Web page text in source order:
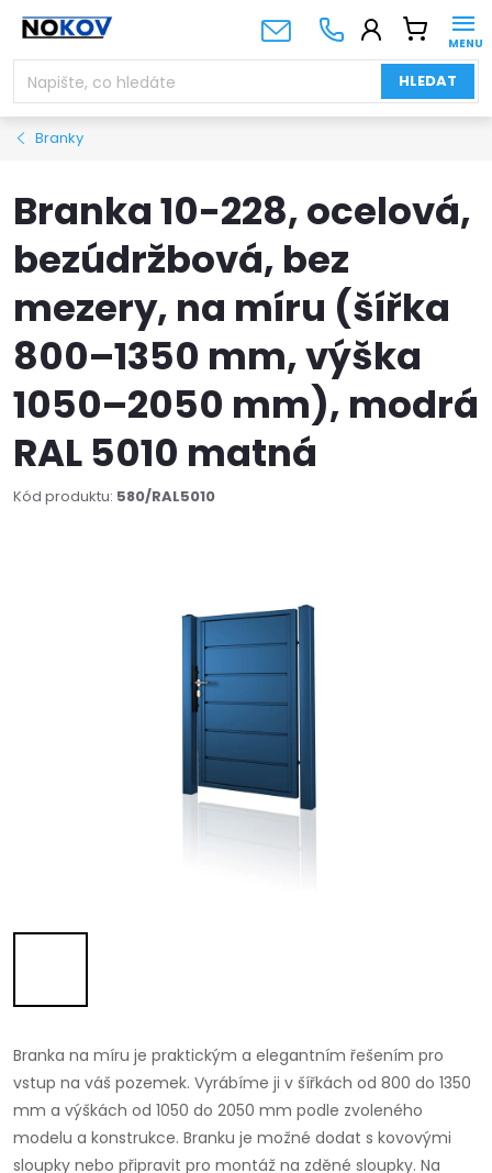
Přejít
obsah
HLEDAT
NÁKUPNÍ
KOŠÍK
Branky
Branka 10-228, ocelová,
bezúdržbová, bez
mezery, na míru (šířka
800–1350 mm, výška
1050–2050 mm), modrá
RAL 5010 matná
Kód produktu: 580/RAL5010
Branka na míru je praktickým a elegantním řešením pro
vstup na váš pozemek. Vyrábíme ji v šířkách od 800 do 1350
mm a výškách od 1050 do 2050 mm podle zvoleného
modelu a konstrukce. Branku je možné dodat s kovovými
sloupky nebo připravit pro montáž na zděné sloupky. Na